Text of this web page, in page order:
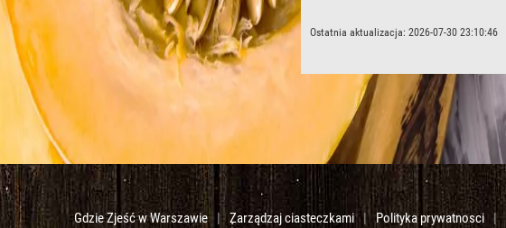
Ostatnia aktualizacja: 2026-07-30 23:10:46
Gdzie Zjeść w Warszawie | Zarządzaj ciasteczkami | Polityka prywatnosci |